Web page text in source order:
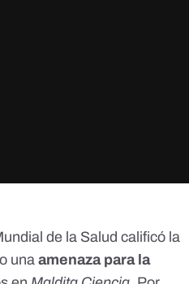
de la Salud calificó la
una amenaza para la